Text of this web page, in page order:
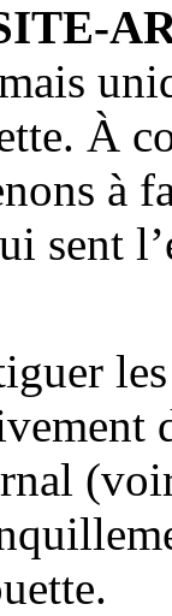
À
à
sent